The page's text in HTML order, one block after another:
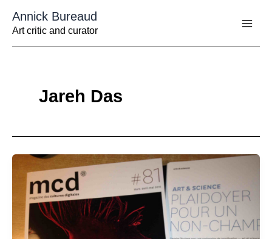
contenu
Annick Bureaud
Art critic and curator
Jareh Das